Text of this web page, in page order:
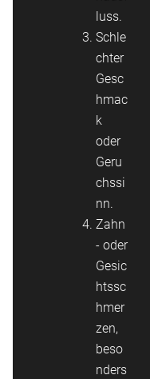
luss.
Schle
chter
Gesc
hmac
k
oder
Geru
chssi
nn.
Zahn
- oder
Gesic
htssc
hmer
zen,
beso
nders